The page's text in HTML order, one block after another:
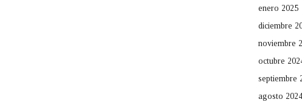
enero 2025
diciembre
noviembre
octubre
septiembre
agosto 2024